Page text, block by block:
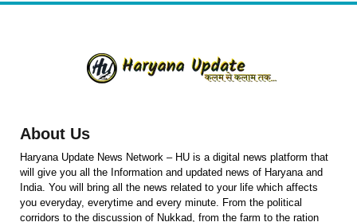
About Us
Haryana Update News Network – HU is a digital news platform that
will give you all the Information and updated news of Haryana and
India. You will bring all the news related to your life which affects
you everyday, everytime and every minute. From the political
corridors to the discussion of Nukkad, from the farm to the ration